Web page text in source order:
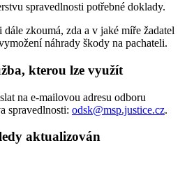
spravedlnosti potřebné doklady.
zkoumá, zda a v jaké míře žadatel
náhrady škody na pachateli.
kterou lze využít
na e-mailovou adresu odboru
spravedlnosti: odsk@msp.justice.cz.
aktualizován